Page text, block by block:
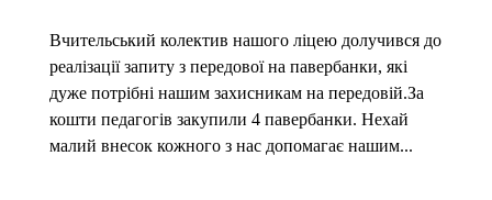
Вчительський колектив нашого ліцею долучився до
реалізації запиту з передової на павербанки, які
дуже потрібні нашим захисникам на передовій.За
кошти педагогів закупили 4 павербанки. Нехай
малий внесок кожного з нас допомагає нашим...